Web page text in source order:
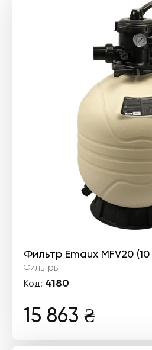
Фильтр Emaux MFV20
Фильтры
Код: 4180
15 863 ₴